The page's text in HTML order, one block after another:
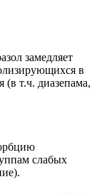
замедляет
в
(в т.ч. диазепама,
слабых